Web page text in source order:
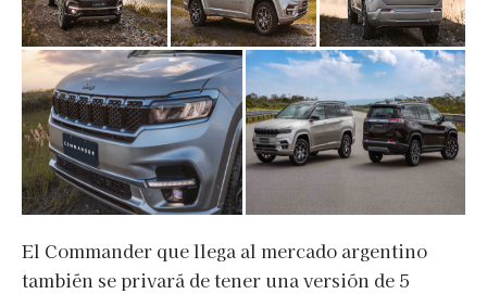
El Commander que llega al mercado argentino
también se privará de tener una versión de 5